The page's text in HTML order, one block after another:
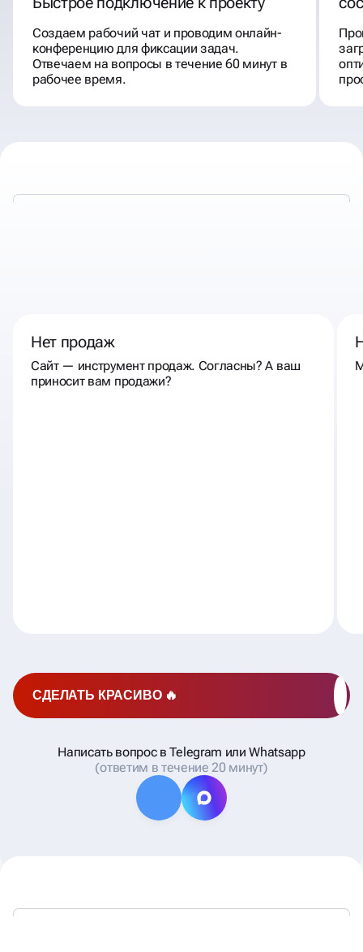
Создаем рабочий чат и проводим онлайн-
конференцию для фиксации задач.
Отвечаем на вопросы в течение 60 минут в
рабочее время.
Нет продаж
Сайт — инструмент продаж. Согласны? А ваш
приносит вам продажи?
Написать вопрос в Telegram или Whatsapp
(ответим в течение 20 минут)
СДЕЛАТЬ КРАСИВО 🔥